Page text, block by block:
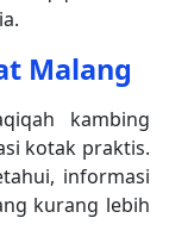
Malang
kambing
kotak praktis.
informasi
kurang lebih